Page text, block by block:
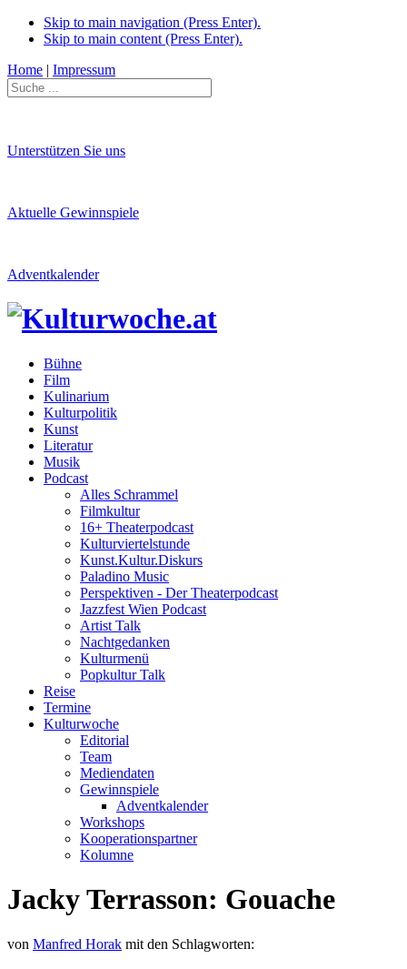
Skip to main navigation (Press Enter).
Skip to main content (Press Enter).
Home | Impressum
Unterstützen Sie uns
Aktuelle Gewinnspiele
Adventkalender
Bühne
Film
Kulinarium
Kulturpolitik
Kunst
Literatur
Musik
Podcast
Alles Schrammel
Filmkultur
16+ Theaterpodcast
Kulturviertelstunde
Kunst.Kultur.Diskurs
Paladino Music
Perspektiven - Der Theaterpodcast
Jazzfest Wien Podcast
Artist Talk
Nachtgedanken
Kulturmenü
Popkultur Talk
Reise
Termine
Kulturwoche
Editorial
Team
Mediendaten
Gewinnspiele
Adventkalender
Workshops
Kooperationspartner
Kolumne
Jacky Terrasson: Gouache
von Manfred Horak mit den Schlagworten: